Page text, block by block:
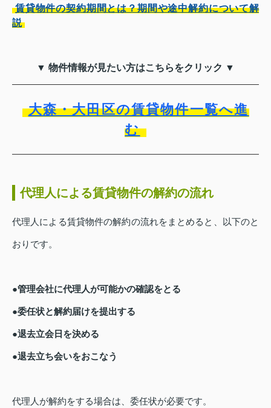
賃貸物件の契約期間とは？期間や途中解約について解
説
▼ 物件情報が見たい方はこちらをクリック ▼
大森・大田区の賃貸物件一覧へ進
む
代理人による賃貸物件の解約の流れ
代理人による賃貸物件の解約の流れをまとめると、以下のと
おりです。
●管理会社に代理人が可能かの確認をとる
●委任状と解約届けを提出する
●退去立会日を決める
●退去立ち会いをおこなう
代理人が解約をする場合は、委任状が必要です。